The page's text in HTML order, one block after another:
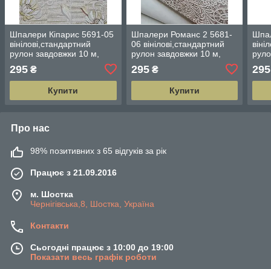
Шпалери Кіпарис 5691-05
вінілові,стандартний
рулон завдовжки 10 м,
295 ₴
Купити
Шпалери Романс 2 5681-
06 вінілові,стандартний
рулон завдовжки 10 м,
295₴
Купити
295
Про нас
98% позитивних з 65 відгуків за рік
Працює з 21.09.2016
м. Шостка
Чернігівська,8, Шостка, Україна
Контакти
Сьогодні працює з 10:00 до 19:00
Показати весь графік роботи